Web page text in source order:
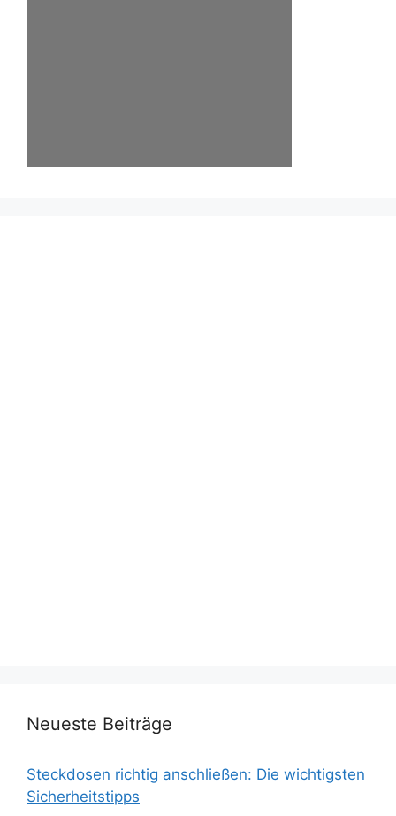
Neueste Beiträge
Steckdosen richtig anschließen: Die wichtigsten
Sicherheitstipps